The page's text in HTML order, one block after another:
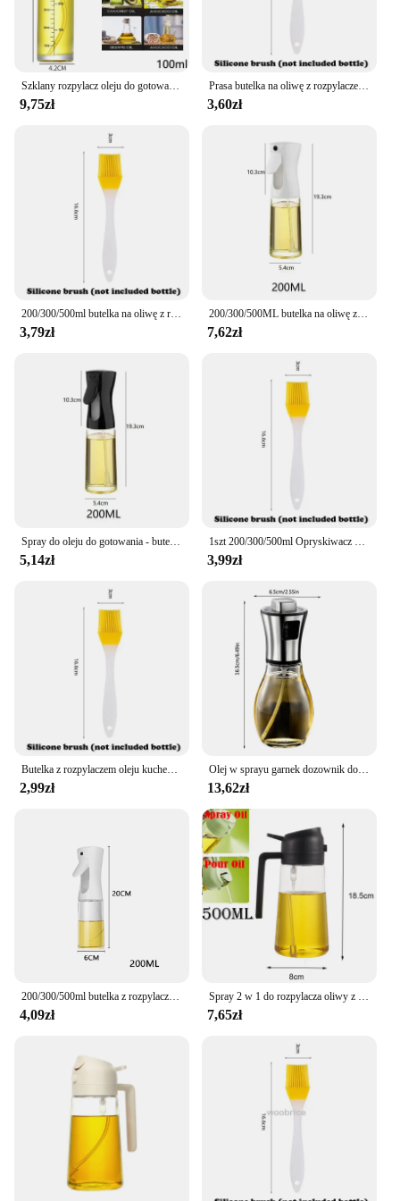
the rozpylacz oleju and a bottle, is a complete
solution for those who value efficiency and quality
in their cooking tools.
9,75zł
Prasa butelka na oliwę z rozpylaczem 200/300/500ML kuchenny opryskiwacz olej spożywczy grill na świeżym powietrzu butelka na oliwę z rozpylaczem octu sojowego
3,60zł
3,79zł
200/300/500ML butelka na oliwę z rozpylaczem narzędzie kuchenne dozownik oliwa z oliwek do gotowania do grillowania kempingowego octu sojowego
7,62zł
5,14zł 3,99zł
2,99zł
Olej w sprayu garnek dozownik do oliwy do gotowania butelka z rozpylaczem grilla wielofunkcyjny beztłuszczowa frytownica szklany wysokociśnieniowy olej do pieczenia garnek
13,62zł
200/300/500ml butelka z rozpylaczem oleju Camping BBQ gotowanie rozpylacz oliwy z oliwek kuchnia olejek do pieczenia butelka z rozpylaczem butelka octu dozownik
4,09zł
Spray 2 w 1 do rozpylacza oliwy z oliwek Butelka z dozownikiem Wygodny uchwyt do grillowania Patelnia powietrzna Piekarnik Kemping
7,65zł